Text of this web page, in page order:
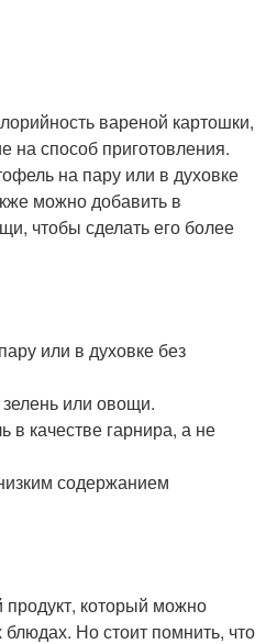
вареной картошки,
на способ приготовления.
на пару или в духовке
можно добавить в
чтобы сделать его более
или в духовке без
или овощи.
в качестве гарнира, а не
содержанием
который можно
Но стоит помнить, что